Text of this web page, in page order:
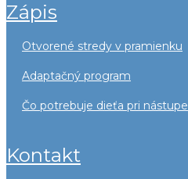
zápis
otvorené stredy v pramienku
adaptačný program
čo potrebuje dieťa pri nástupe
kontakt